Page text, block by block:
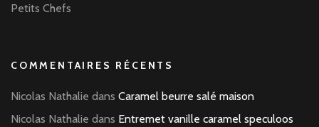
Petits Chefs
COMMENTAIRES RÉCENTS
Nicolas Nathalie dans Caramel beurre salé maison
Nicolas Nathalie dans Entremet vanille caramel speculoos